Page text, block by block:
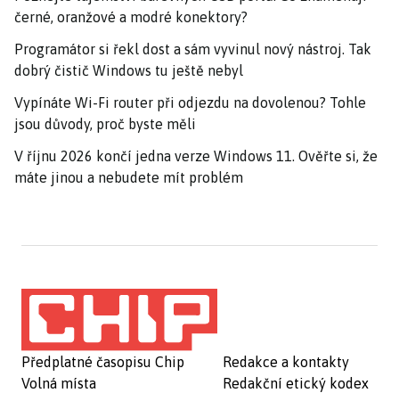
černé, oranžové a modré konektory?
Programátor si řekl dost a sám vyvinul nový nástroj. Tak
dobrý čistič Windows tu ještě nebyl
Vypínáte Wi-Fi router při odjezdu na dovolenou? Tohle
jsou důvody, proč byste měli
V říjnu 2026 končí jedna verze Windows 11. Ověřte si, že
máte jinou a nebudete mít problém
Předplatné časopisu Chip
Volná místa
Redakce a kontakty
Redakční etický kodex